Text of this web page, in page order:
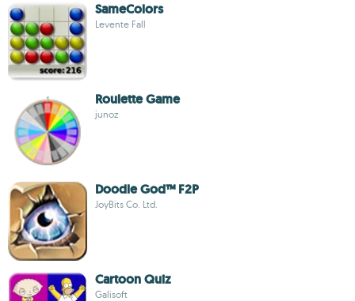
SameColors
Levente Fall
Roulette Game
junoz
Doodle God™ F2P
JoyBits Co. Ltd.
Cartoon Quiz
Galisoft